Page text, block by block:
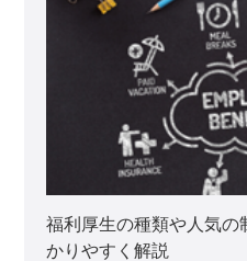
福利厚生の種類や人気の
かりやすく解説